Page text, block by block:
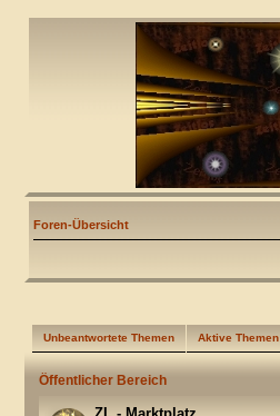
Foren-Übersicht
Unbeantwortete Themen Aktive Themen
Öffentlicher Bereich